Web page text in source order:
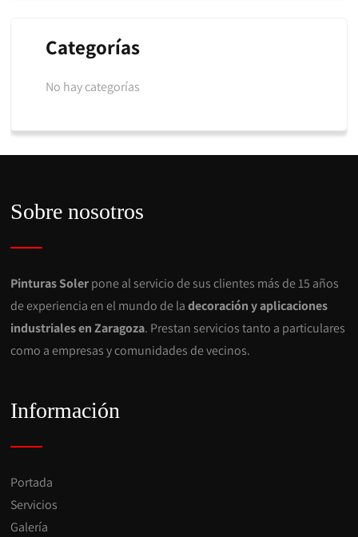
Categorías
No hay categorías
Sobre nosotros
Pinturas Solerpone al servicio de sus clientes más de 15 años
de experiencia en el mundo de ladecoración y aplicaciones
industriales en Zaragoza. Prestan servicios tanto a particulares
como a empresas y comunidades de vecinos.
Información
Portada
Servicios
Galería